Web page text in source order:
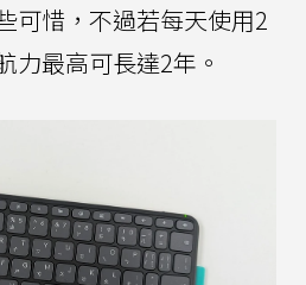
可惜，不過若每天使用2
力最高可長達2年。